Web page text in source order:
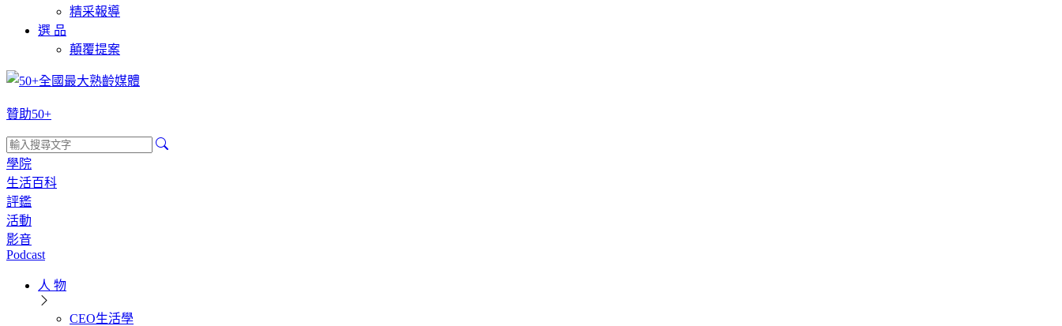
精采報導
選 品
顛覆提案
贊助50+
學院
生活百科
評鑑
活動
影音
Podcast
人 物
CEO生活學